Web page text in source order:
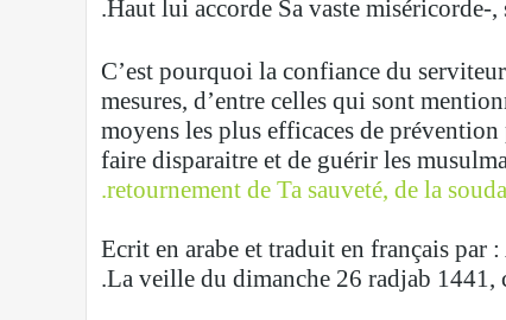
Haut lui accorde Sa vaste miséricorde-,
C’est pourquoi la confiance du
mesures, d’entre celles qui sont
moyens les plus efficaces de
faire disparaitre et de guérir les
retournement de Ta sauveté, de la
Ecrit en arabe et traduit en français
La veille du dimanche 26 radjab 1441,